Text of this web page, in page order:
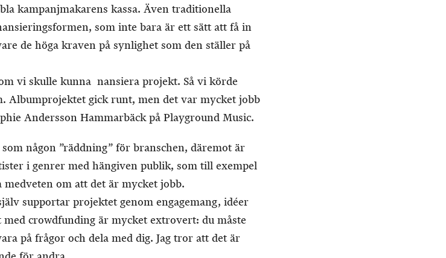
kampanjmakarens kassa. Även traditionella
som inte bara är ett sätt att få in
de höga kraven på synlighet som den ställer på
vi skulle kunna nansiera projekt. Så vi körde
Albumprojektet gick runt, men det var mycket jobb
Andersson Hammarbäck på Playground Music.
någon ”räddning” för branschen, däremot är
i genrer med hängiven publik, som till exempel
om att det är mycket jobb.
supportar projektet genom engagemang, idéer
med crowdfunding är mycket extrovert: du måste
på frågor och dela med dig. Jag tror att det är